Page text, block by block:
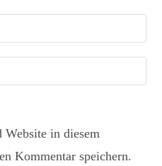
in diesem
Kommentar speichern.